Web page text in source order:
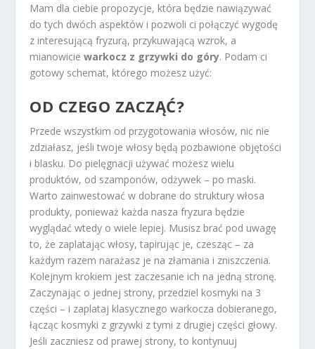
Mam dla ciebie propozycje, która będzie nawiązywać
do tych dwóch aspektów i pozwoli ci połączyć wygodę
z interesującą fryzurą, przykuwającą wzrok, a
mianowiciewarkocz z grzywki do góry. Podam ci
gotowy schemat, którego możesz użyć:
OD CZEGO ZACZĄĆ?
Przede wszystkim od przygotowania włosów, nic nie
zdziałasz, jeśli twoje włosy będą pozbawione objętości
i blasku. Do pielęgnacji używać możesz wielu
produktów, od szamponów, odżywek – po maski.
Warto zainwestować w dobrane do struktury włosa
produkty, ponieważ każda nasza fryzura będzie
wyglądać wtedy o wiele lepiej. Musisz brać pod uwagę
to, że zaplatając włosy, tapirując je, czesząc – za
każdym razem narażasz je na złamania i zniszczenia.
Kolejnym krokiem jest zaczesanie ich na jedną stronę.
Zaczynając o jednej strony, przedziel kosmyki na 3
części – i zaplataj klasycznego warkocza dobieranego,
łącząc kosmyki z grzywki z tymi z drugiej części głowy.
Jeśli zaczniesz od prawej strony, to kontynuuj